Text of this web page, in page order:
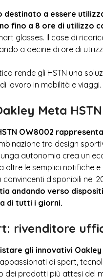
destinato a essere
fino a 8 ore di utilizzo
glasses. Il case di
a decine di ore di
rende gli HSTN una
lavoro in mobilità e viaggi.
Meta
OW8002
tra design
autonomia crea un
oltre le semplici notifiche
disponibili nel
andando verso
di tutti i giorni.
rivenditore
gli innovativi
di sport,
dei prodotti più attesi del